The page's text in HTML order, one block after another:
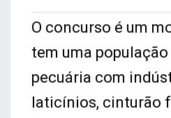
O concurso é um
tem uma
pecuária com
laticínios, cinturão